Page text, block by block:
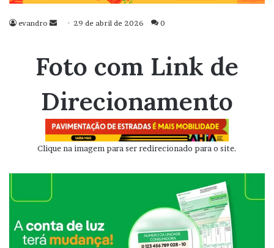
evandro
Mande
mail
29 de abril de 2026 0
Foto com Link de
Direcionamento
Clique na imagem para ser redirecionado para o site.